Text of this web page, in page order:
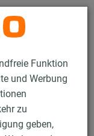
Funktion
und Werbung
zu
geben,
Kontakt